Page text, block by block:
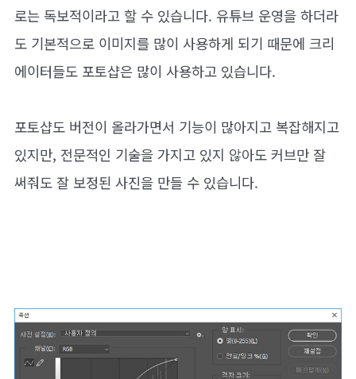
로는 독보적이라고 할 수 있습니다. 유튜브 운영을 하더라
도 기본적으로 이미지를 많이 사용하게 되기 때문에 크리
에이터들도 포토샵은 많이 사용하고 있습니다.
포토샵도 버전이 올라가면서 기능이 많아지고 복잡해지고
있지만, 전문적인 기술을 가지고 있지 않아도 커브만 잘
써줘도 잘 보정된 사진을 만들 수 있습니다.